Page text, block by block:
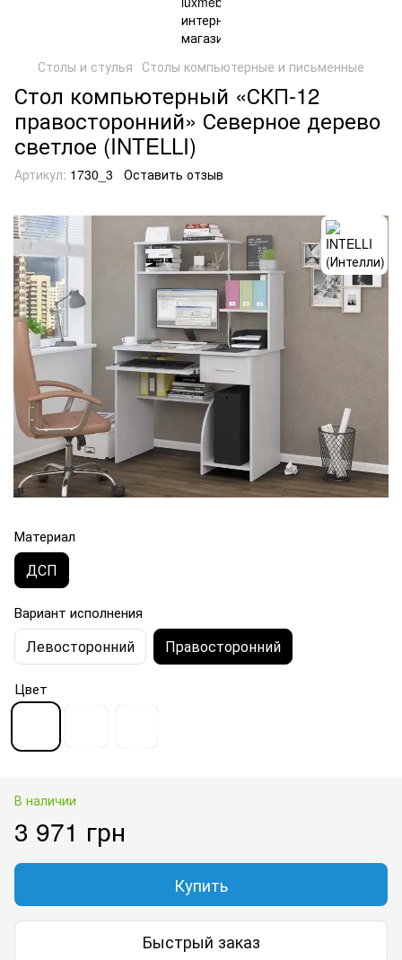
Столы и стулья Столы компьютерные и письменные
Стол компьютерный «СКП-12
правосторонний» Северное дерево
светлое (INTELLI)
Артикул: 1730_3 Оставить отзыв
Материал
ДСП
Вариант исполнения
Левосторонний Правосторонний
Цвет
В наличии
3 971 грн
Купить
Быстрый заказ